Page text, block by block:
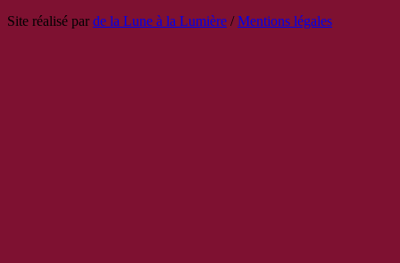
Site réalisé parde la Lune à la Lumière /Mentions légales